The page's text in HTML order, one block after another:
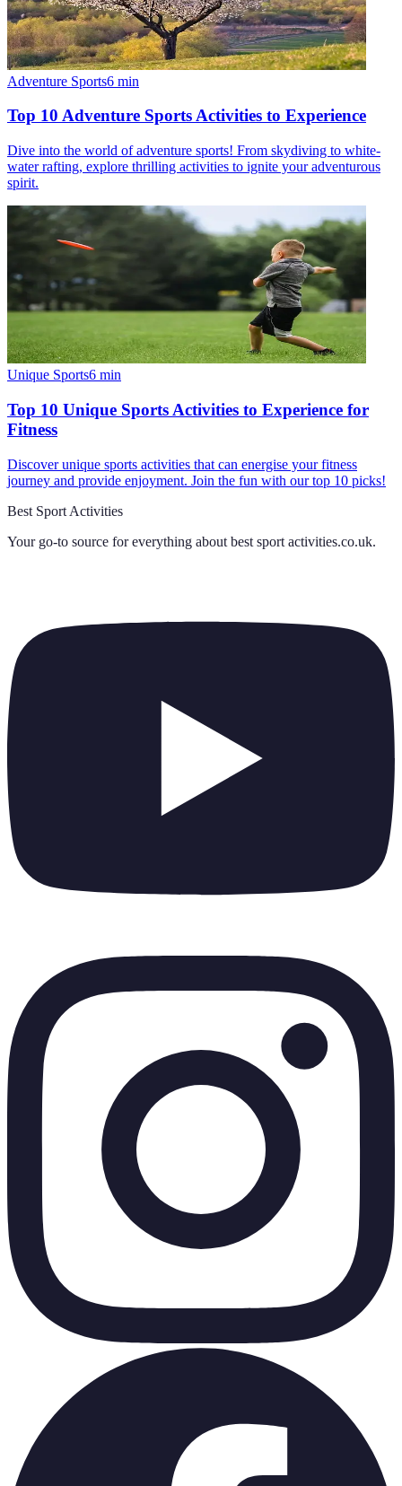
Adventure Sports6 min
Top 10 Adventure Sports Activities to Experience
Dive into the world of adventure sports! From skydiving to white-
water rafting, explore thrilling activities to ignite your adventurous
spirit.
Unique Sports6 min
Top 10 Unique Sports Activities to Experience for
Fitness
Discover unique sports activities that can energise your fitness
journey and provide enjoyment. Join the fun with our top 10 picks!
Best Sport Activities
Your go-to source for everything about best sport activities.co.uk.